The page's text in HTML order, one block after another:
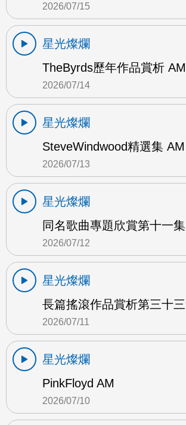
2026/07/15
星光燦爛
TheByrds歷年作品賞析 AM
2026/07/14
星光燦爛
SteveWindwood精選集 AM
2026/07/13
星光燦爛
同名歌曲專題欣賞第十一
2026/07/12
星光燦爛
長篇搖滾作品賞析第三十
2026/07/11
星光燦爛
PinkFloyd AM
2026/07/10